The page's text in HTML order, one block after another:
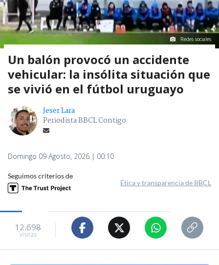
Redes sociales
Un balón provocó un accidente
vehicular: la insólita situación que
se vivió en el fútbol uruguayo
Jeser Lara
Periodista BBCL Contigo
Domingo 09 Agosto, 2026 | 00:10
Seguimos criterios de
Ética y transparencia de BBCL
12.698
visitas